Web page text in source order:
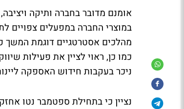
אומנם מדובר בחברה ותיקה
במוצרי החברה במפעלים צפויים
מהלכים אסטרטגיים דוגמת המשך
כמו כן, ראוי לציין את פעילות
ניכר בעקבות חידוש האספקה